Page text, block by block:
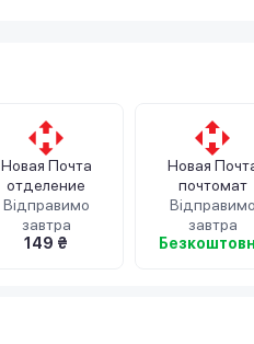
Новая Почта
отделение
Відправимо
завтра
149 ₴
Новая
почтомат
Відправимо
завтра